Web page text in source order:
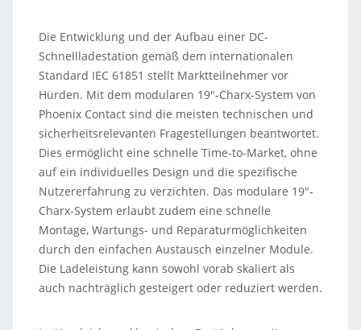
Die Entwicklung und der Aufbau einer DC-
Schnellladestation gemäß dem internationalen
Standard IEC 61851 stellt Marktteilnehmer vor
Hürden. Mit dem modularen 19″-Charx-System von
Phoenix Contact sind die meisten technischen und
sicherheitsrelevanten Fragestellungen beantwortet.
Dies ermöglicht eine schnelle Time-to-Market, ohne
auf ein individuelles Design und die spezifische
Nutzererfahrung zu verzichten. Das modulare 19″-
Charx-System erlaubt zudem eine schnelle
Montage, Wartungs- und Reparaturmöglichkeiten
durch den einfachen Austausch einzelner Module.
Die Ladeleistung kann sowohl vorab skaliert als
auch nachträglich gesteigert oder reduziert werden.